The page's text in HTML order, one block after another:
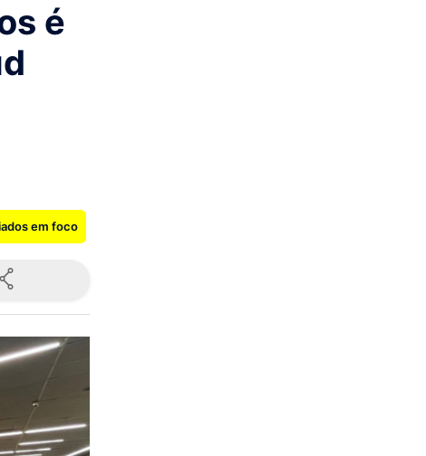
é
em foco